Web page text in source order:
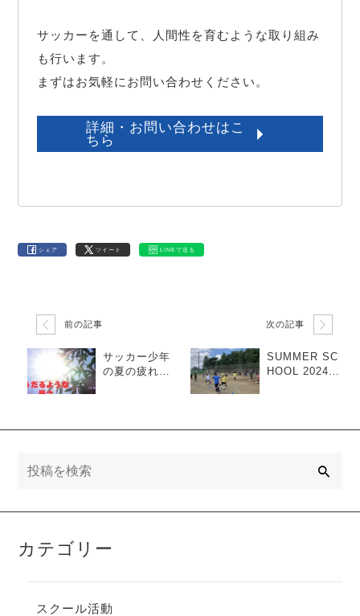
サッカーを通して、人間性を育むような取り組み
も行います。
まずはお気軽にお問い合わせください。
詳細・お問い合わせはこ
ちら
シェア ツイート LINEで送る
前の記事
サッカー少年
の夏の疲れの
次の記事
SUMMER SC
HOOL 2024 in
カテゴリー
スクール活動